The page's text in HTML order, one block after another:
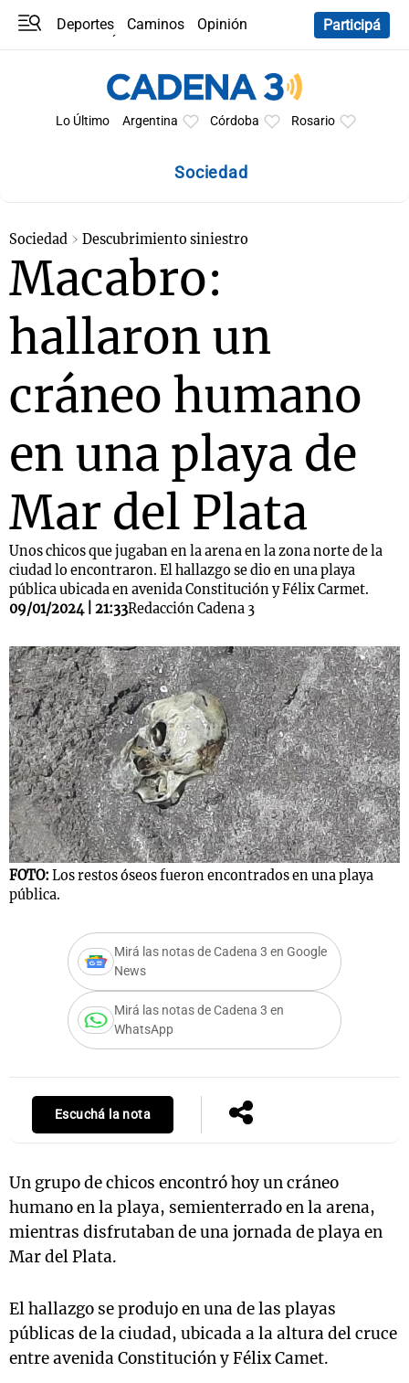
Deportes Caminos
Opinión
Participá
Lo Último Argentina Córdoba Rosario
Sociedad
Sociedad Descubrimiento siniestro
Macabro:
hallaron un
cráneo humano
en una playa de
Mar del Plata
Unos chicos que jugaban en la arena en la zona norte de la
ciudad lo encontraron. El hallazgo se dio en una playa
pública ubicada en avenida Constitución y Félix Carmet.
09/01/2024 | 21:33Redacción Cadena 3
FOTO: Los restos óseos fueron encontrados en una playa
pública.
Mirá las notas de Cadena 3 en Google
News
Mirá las notas de Cadena 3 en
WhatsApp
Escuchá la nota
Un grupo de chicos encontró hoy un cráneo
humano en la playa, semienterrado en la arena,
mientras disfrutaban de una jornada de playa en
Mar del Plata.
El hallazgo se produjo en una de las playas
públicas de la ciudad, ubicada a la altura del cruce
entre avenida Constitución y Félix Camet.
Mundial 2026
La Sole en
Cadena 3